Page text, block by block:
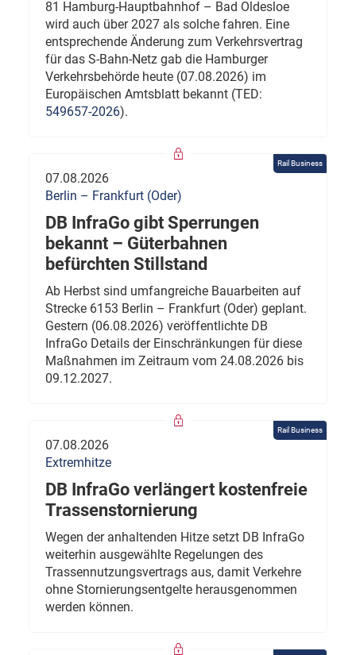
81 Hamburg-Hauptbahnhof – Bad Oldesloe
wird auch über 2027 als solche fahren. Eine
entsprechende Änderung zum Verkehrsvertrag
für das S-Bahn-Netz gab die Hamburger
Verkehrsbehörde heute (07.08.2026) im
Europäischen Amtsblatt bekannt (TED:
549657-2026).
Rail Business
07.08.2026
Berlin – Frankfurt (Oder)
DB InfraGo gibt Sperrungen
bekannt – Güterbahnen
befürchten Stillstand
Ab Herbst sind umfangreiche Bauarbeiten auf
Strecke 6153 Berlin – Frankfurt (Oder) geplant.
Gestern (06.08.2026) veröffentlichte DB
InfraGo Details der Einschränkungen für diese
Maßnahmen im Zeitraum vom 24.08.2026 bis
09.12.2027.
Rail Business
07.08.2026
Extremhitze
DB InfraGo verlängert kostenfreie
Trassenstornierung
Wegen der anhaltenden Hitze setzt DB InfraGo
weiterhin ausgewählte Regelungen des
Trassennutzungsvertrags aus, damit Verkehre
ohne Stornierungsentgelte herausgenommen
werden können.